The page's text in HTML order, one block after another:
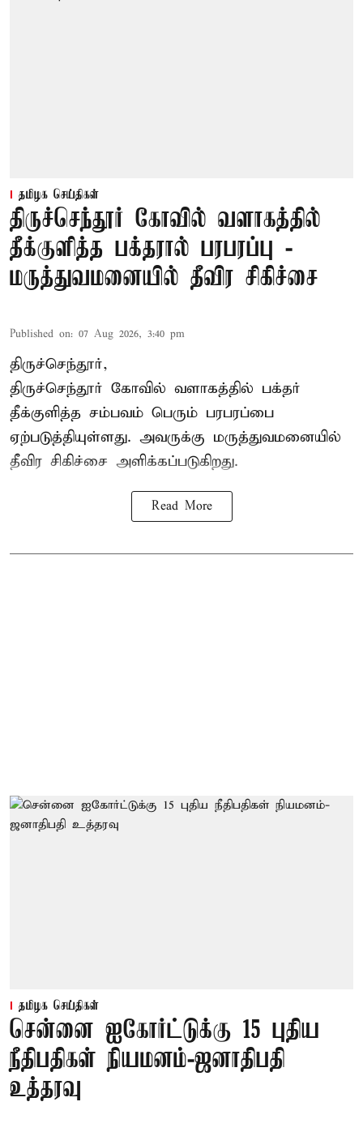
தமிழக செய்திகள்
திருச்செந்தூர் கோவில் வளாகத்தில்
தீக்குளித்த பக்தரால் பரபரப்பு -
மருத்துவமனையில் தீவிர சிகிச்சை
Published on: 07 Aug 2026, 3:40 pm
திருச்செந்தூர்,
திருச்செந்தூர் கோவில் வளாகத்தில் பக்தர்
தீக்குளித்த சம்பவம் பெரும் பரபரப்பை
ஏற்படுத்தியுள்ளது. அவருக்கு மருத்துவமனையில்
தீவிர சிகிச்சை அளிக்கப்படுகிறது.
Read More
தமிழக செய்திகள்
சென்னை ஐகோர்ட்டுக்கு 15 புதிய
நீதிபதிகள் நியமனம்-ஜனாதிபதி
உத்தரவு